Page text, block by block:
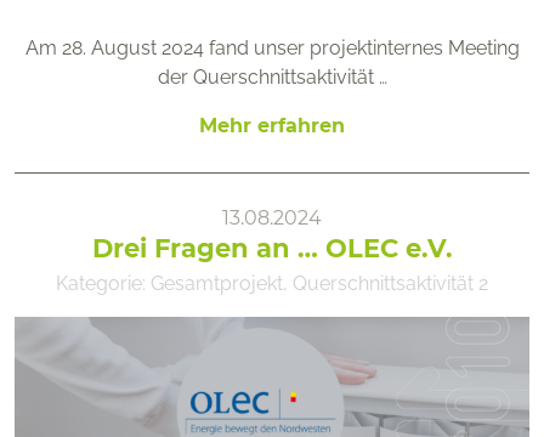
Am 28. August 2024 fand unser projektinternes Meeting
der Querschnittsaktivität …
Mehr erfahren
13.08.2024
Drei Fragen an … OLEC e.V.
Kategorie: Gesamtprojekt, Querschnittsaktivität 2